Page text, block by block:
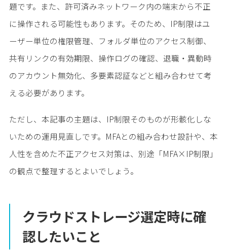
題です。また、許可済みネットワーク内の端末から不正
に操作される可能性もあります。そのため、IP制限はユ
ーザー単位の権限管理、フォルダ単位のアクセス制御、
共有リンクの有効期限、操作ログの確認、退職・異動時
のアカウント無効化、多要素認証などと組み合わせて考
える必要があります。
ただし、本記事の主題は、IP制限そのものが形骸化しな
いための運用見直しです。MFAとの組み合わせ設計や、本
人性を含めた不正アクセス対策は、別途「MFA×IP制限」
の観点で整理するとよいでしょう。
クラウドストレージ選定時に確
認したいこと